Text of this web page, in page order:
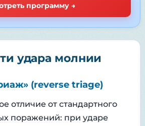
программу →
удара молнии
(reverse triage)
отличие от стандартного
поражений: при ударе